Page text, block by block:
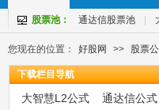
股票池： 通达信股票池
您现在的位置： 好股网 >> 股票
下载栏目导航
大智慧L2公式
通达信公式